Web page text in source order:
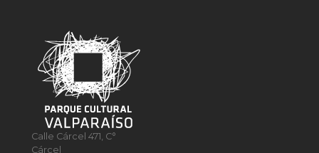
Calle Cárcel 471, C°
Cárcel